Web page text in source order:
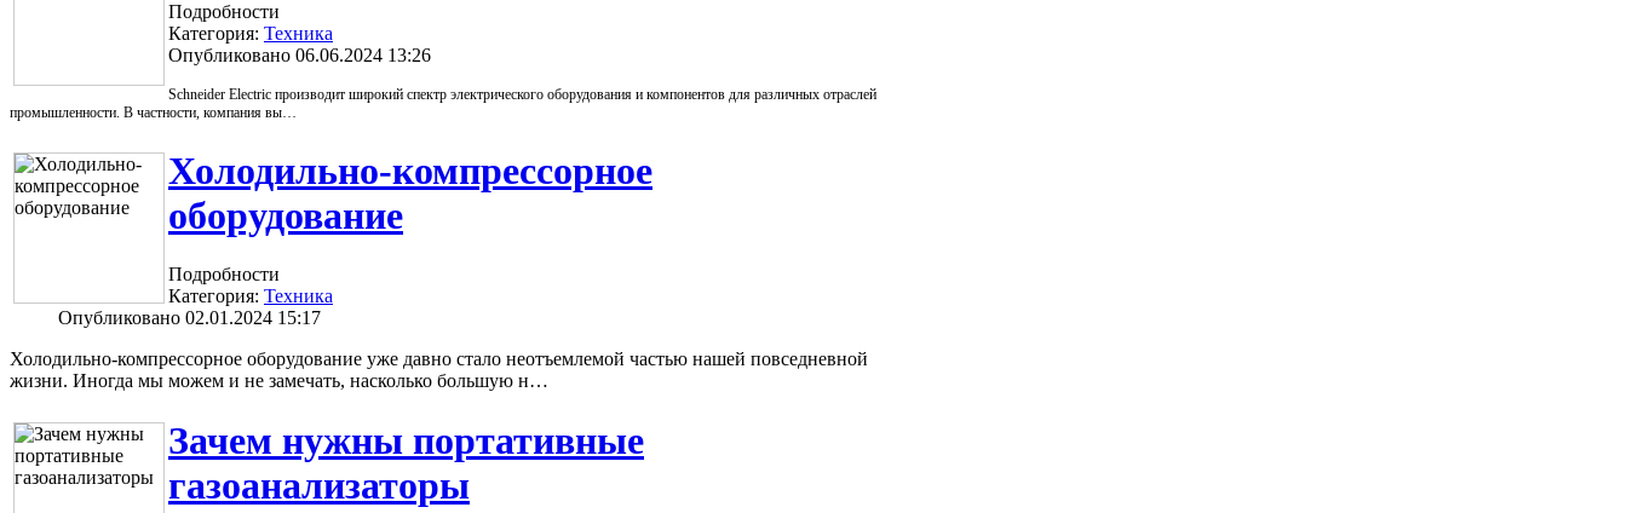
Подробности
Категория: Техника
Опубликовано 06.06.2024 13:26
Schneider Electric производит широкий спектр электрического оборудования и компонентов для различных отраслей
промышленности. В частности, компания вы…
Холодильно-компрессорное
оборудование
Подробности
Категория: Техника
Опубликовано 02.01.2024 15:17
Холодильно-компрессорное оборудование уже давно стало неотъемлемой частью нашей повседневной
жизни. Иногда мы можем и не замечать, насколько большую н…
Зачем нужны портативные
газоанализаторы